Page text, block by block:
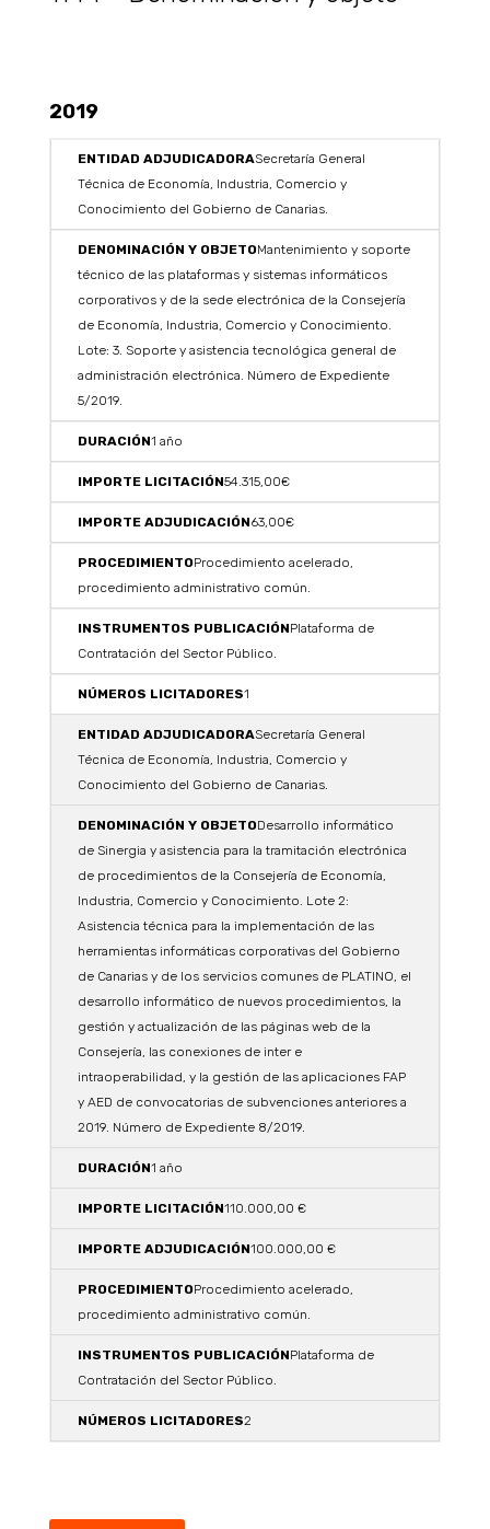
2019
Secretaría General
Técnica de Economía, Industria, Comercio y
Conocimiento del Gobierno de Canarias.
Mantenimiento y soporte
técnico de las plataformas y sistemas informáticos
corporativos y de la sede electrónica de la Consejería
de Economía, Industria, Comercio y Conocimiento.
Lote: 3. Soporte y asistencia tecnológica general de
administración electrónica. Número de Expediente
5/2019.
1 año
54.315,00€
63,00€
Procedimiento acelerado,
procedimiento administrativo común.
Plataforma de
Contratación del Sector Público.
1
Secretaría General
Técnica de Economía, Industria, Comercio y
Conocimiento del Gobierno de Canarias.
Desarrollo informático
de Sinergia y asistencia para la tramitación electrónica
de procedimientos de la Consejería de Economía,
Industria, Comercio y Conocimiento. Lote 2:
Asistencia técnica para la implementación de las
herramientas informáticas corporativas del Gobierno
de Canarias y de los servicios comunes de PLATINO, el
desarrollo informático de nuevos procedimientos, la
gestión y actualización de las páginas web de la
Consejería, las conexiones de inter e
intraoperabilidad, y la gestión de las aplicaciones FAP
y AED de convocatorias de subvenciones anteriores a
2019. Número de Expediente 8/2019.
1 año
110.000,00 €
100.000,00 €
Procedimiento acelerado,
procedimiento administrativo común.
Plataforma de
Contratación del Sector Público.
2